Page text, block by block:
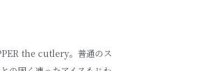
the cutlery。普通のス